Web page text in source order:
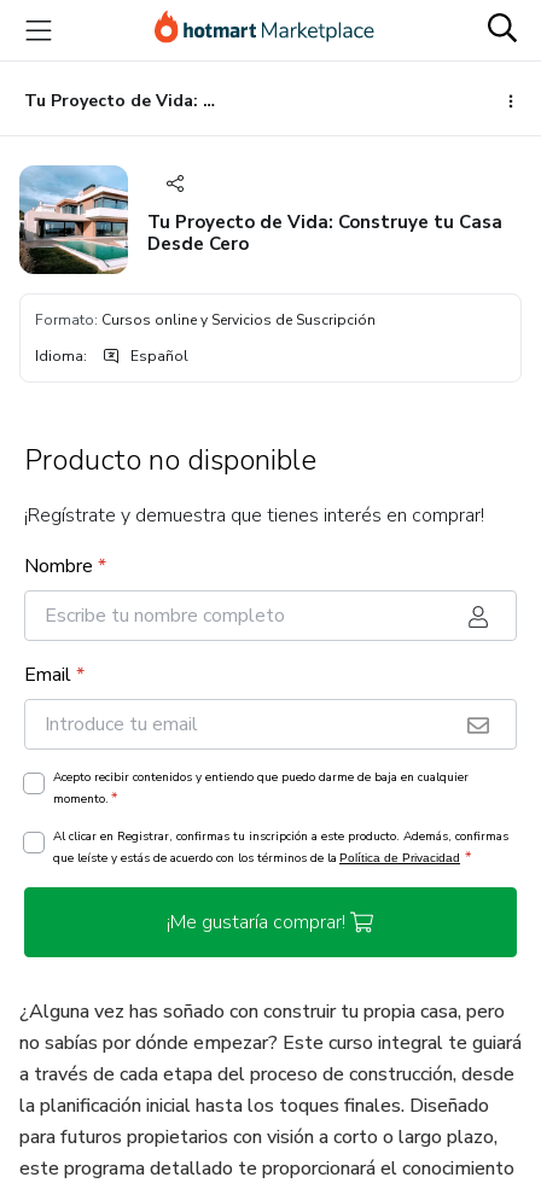
principal
página
de
página
Tu Proyecto de Vida: Construye tu Casa Desde Cero
Tu Proyecto de Vida: Construye tu Casa
Desde Cero
Formato: Cursos online y Servicios de Suscripción
Idioma: Español
Producto no disponible
¡Regístrate y demuestra que tienes interés en comprar!
Nombre *
Email*
Acepto recibir contenidos y entiendo que puedo darme de baja en cualquier
momento. *
Al clicar en Registrar, confirmas tu inscripción a este producto. Además, confirmas
que leíste y estás de acuerdo con los términos de la Política de Privacidad *
¡Me gustaría comprar!
¿Alguna vez has soñado con construir tu propia casa, pero
no sabías por dónde empezar? Este curso integral te guiará
a través de cada etapa del proceso de construcción, desde
la planificación inicial hasta los toques finales. Diseñado
para futuros propietarios con visión a corto o largo plazo,
este programa detallado te proporcionará el conocimiento